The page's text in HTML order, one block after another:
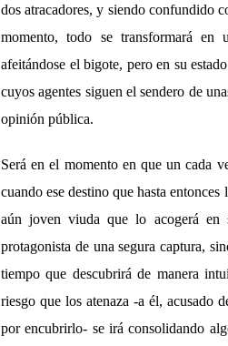
dos atracadores, y siendo confundido
momento, todo se transformará en
afeitándose el bigote, pero en su
cuyos agentes siguen el sendero de
opinión pública.
Será en el momento en que un cada
cuando ese destino que hasta
aún joven viuda que lo acogerá en
protagonista de una segura captura,
tiempo que descubrirá de manera
riesgo que los atenaza -a él, acusado
por encubrirlo- se irá consolidando